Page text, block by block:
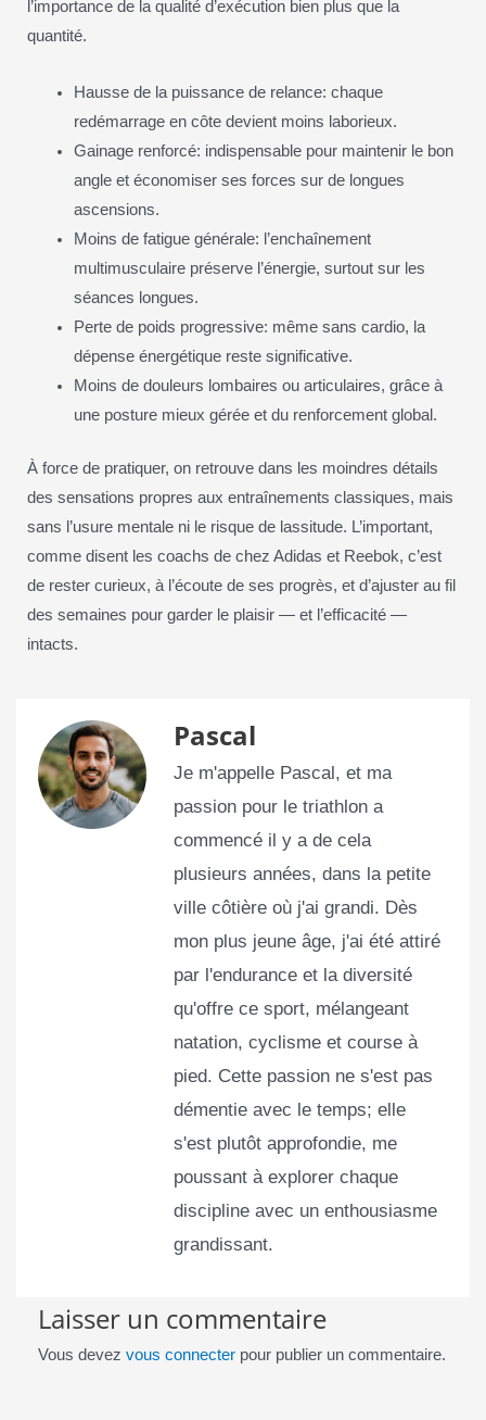
l’importance de la qualité d’exécution bien plus que la
quantité.
Hausse de la puissance de relance: chaque
redémarrage en côte devient moins laborieux.
Gainage renforcé: indispensable pour maintenir le bon
angle et économiser ses forces sur de longues
ascensions.
Moins de fatigue générale: l’enchaînement
multimusculaire préserve l’énergie, surtout sur les
séances longues.
Perte de poids progressive: même sans cardio, la
dépense énergétique reste significative.
Moins de douleurs lombaires ou articulaires, grâce à
une posture mieux gérée et du renforcement global.
À force de pratiquer, on retrouve dans les moindres détails
des sensations propres aux entraînements classiques, mais
sans l’usure mentale ni le risque de lassitude. L’important,
comme disent les coachs de chez Adidas et Reebok, c’est
de rester curieux, à l’écoute de ses progrès, et d’ajuster au fil
des semaines pour garder le plaisir — et l’efficacité —
intacts.
Pascal
Je m'appelle Pascal, et ma
passion pour le triathlon a
commencé il y a de cela
plusieurs années, dans la petite
ville côtière où j'ai grandi. Dès
mon plus jeune âge, j'ai été attiré
par l'endurance et la diversité
qu'offre ce sport, mélangeant
natation, cyclisme et course à
pied. Cette passion ne s'est pas
démentie avec le temps; elle
s'est plutôt approfondie, me
poussant à explorer chaque
discipline avec un enthousiasme
grandissant.
Laisser un commentaire
Vous devez vous connecterpour publier un commentaire.